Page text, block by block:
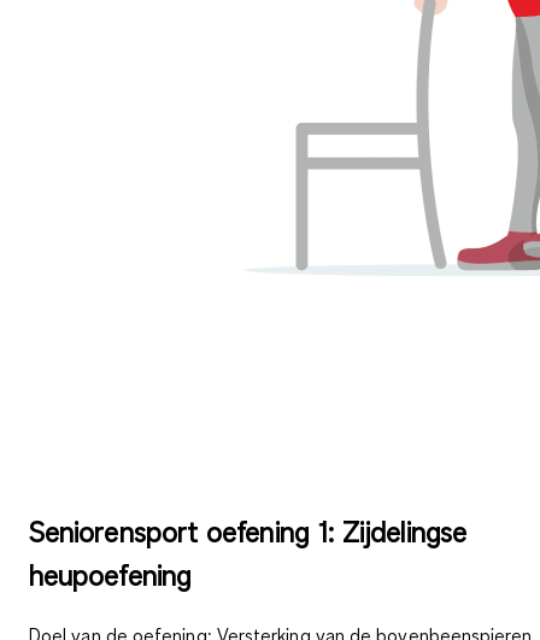
Seniorensport oefening 1: Zijdelingse
heupoefening
Doel van de oefening: Versterking van de bovenbeenspieren